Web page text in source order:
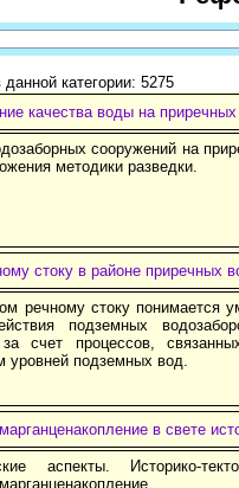
категории: 5275
качества воды на приречных
сооружений на
методики разведки.
стоку в районе приречных
речному стоку понимается
подземных
за счет процессов,
уровней подземных вод.
в свете
аспекты. Историко-